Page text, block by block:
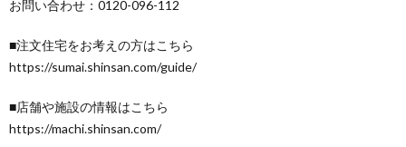
お問い合わせ：0120-096-112
■注文住宅をお考えの方はこちら
https://sumai.shinsan.com/guide/
■店舗や施設の情報はこちら
https://machi.shinsan.com/